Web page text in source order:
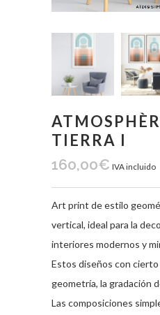
TIERRA I
160,00€ IVA incluido
Art print de estilo
vertical, ideal para la
interiores modernos y
Estos diseños con cierto
geometría, la gradación
Las composiciones